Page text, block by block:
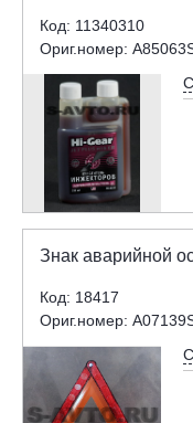
Код: 11340310
Ориг.номер:
Знак аварийной
Код: 18417
Ориг.номер: